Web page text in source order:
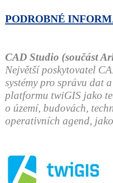
PODROBNÉ
CAD Studio (součást
Největší poskytovatel
systémy pro správu dat
platformu twiGIS jako
o území, budovách,
operativních agend,